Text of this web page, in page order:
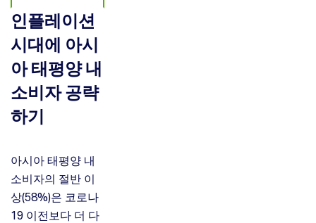
인플레이션
시대에 아시
아 태평양 내
소비자 공략
하기
아시아 태평양 내
소비자의 절반 이
상(58%)은 코로나
19 이전보다 더 다